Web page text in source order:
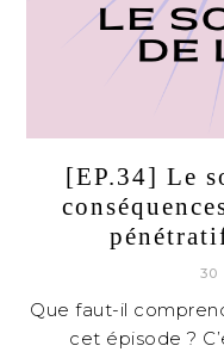
[EP.34] Le
30
Que faut-il
cet épisode ?